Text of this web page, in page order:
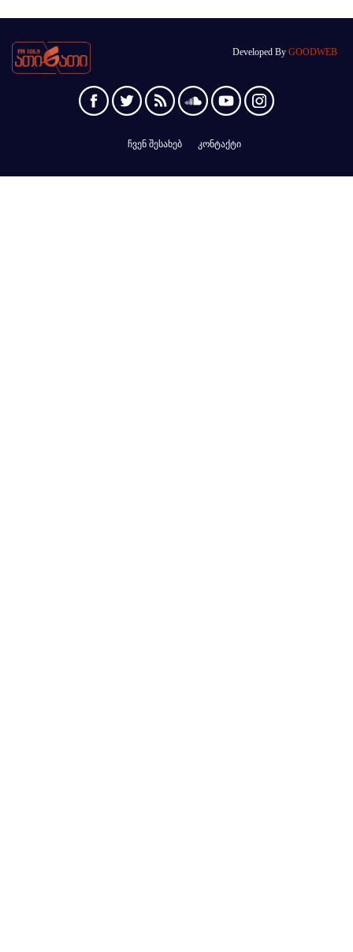
Developed By GOODWEB
ჩვენ შესახებ კონტაქტი